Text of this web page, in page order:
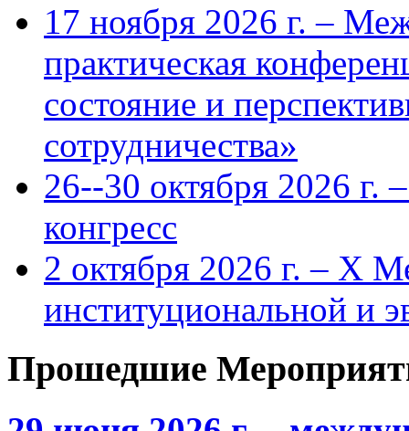
17 ноября 2026 г. –
практическая
состояние и
сотрудничества»
26--30 октября 2026 г.
конгресс
2 октября 2026 г. – X
институциональной и
Прошедшие